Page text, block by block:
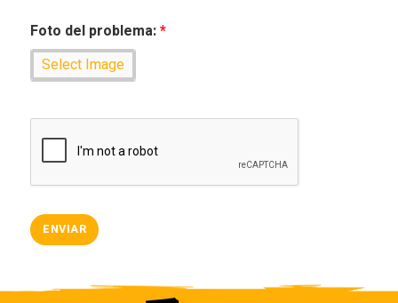
Foto del problema:*
Select Image